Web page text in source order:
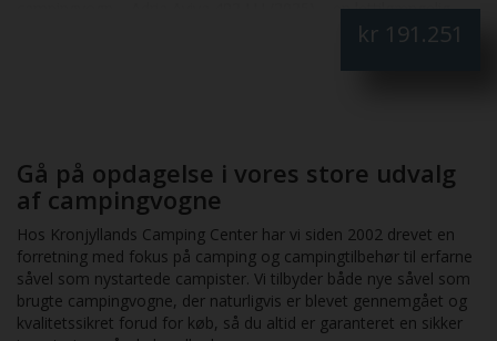
campingvogn – Adria Aviva 492 LU (2025) – en lettilgængelig,
veludstyret og komfortabel vogn, der leverer top værdi for
sovepladser og 4 siddepladser – ideel til både weekendture og
komfort. Smart glasfibertag, kassettetoilet, myggenetsdør, fast
vandtank og mange praktiske detaljer inkluderet. Solide tekniske
faciliteter: LED-lys, spots i siddegruppe og 12 V omformer – klar
til moderne campistbehov. Gasvarmeovn med blæser og varm
vand sikrer komfort året rundt. 💰 Finansiering – gør drømmen
billigere! Vi tilbyder attraktive finansieringsløsninger, så kunder
kan komme afsted med lav månedlig ydelse uden store
startomkostninger. Kontakt os for konkrete eksempler på
kr 191.251
Gå på opdagelse i vores store udvalg
af campingvogne
Hos Kronjyllands Camping Center har vi siden 2002 drevet en
forretning med fokus på camping og campingtilbehør til erfarne
såvel som nystartede campister. Vi tilbyder både nye såvel som
brugte campingvogne, der naturligvis er blevet gennemgået og
kvalitetssikret forud for køb, så du altid er garanteret en sikker